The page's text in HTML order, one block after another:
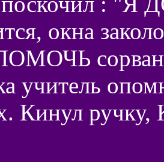
окна
учитель
Кинул